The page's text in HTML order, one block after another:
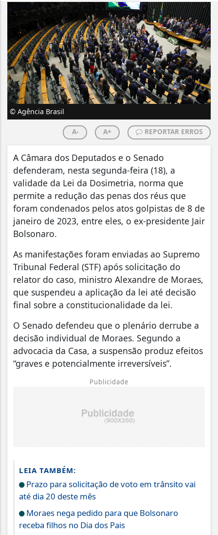
© Agência Brasil
A- A+ REPORTAR ERROS
A Câmara dos Deputados e o Senado
defenderam, nesta segunda-feira (18), a
validade da Lei da Dosimetria, norma que
permite a redução das penas dos réus que
foram condenados pelos atos golpistas de 8 de
janeiro de 2023, entre eles, o ex-presidente Jair
Bolsonaro.
As manifestações foram enviadas ao Supremo
Tribunal Federal (STF) após solicitação do
relator do caso, ministro Alexandre de Moraes,
que suspendeu a aplicação da lei até decisão
final sobre a constitucionalidade da lei.
O Senado defendeu que o plenário derrube a
decisão individual de Moraes. Segundo a
advocacia da Casa, a suspensão produz efeitos
“graves e potencialmente irreversíveis”.
Publicidade
LEIA TAMBÉM:
Prazo para solicitação de voto em trânsito vai
até dia 20 deste mês
Moraes nega pedido para que Bolsonaro
receba filhos no Dia dos Pais